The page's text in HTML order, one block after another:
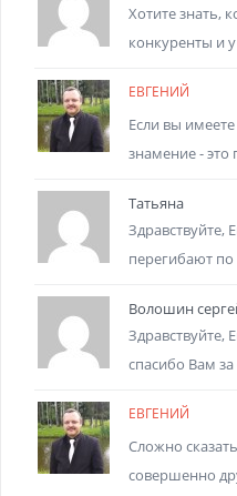
Хотите знать,
конкуренты и
ЕВГЕНИЙ
Если вы
знамение - это
Татьяна
Здравствуйте,
перегибают по
Волошин
Здравствуйте,
спасибо Вам за
ЕВГЕНИЙ
Сложно
совершенно